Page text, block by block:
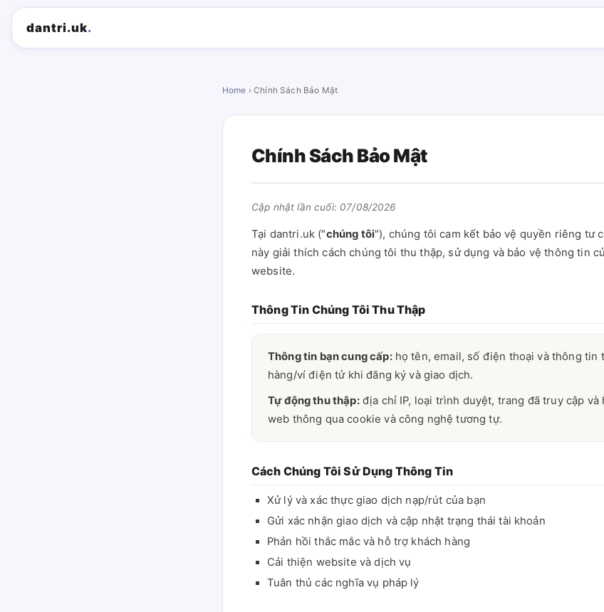
dantri.uk.
Home › Chính Sách Bảo Mật
Chính Sách Bảo Mật
Cập nhật lần cuối: 07/08/2026
Tại dantri.uk ("chúng tôi"), chúng tôi cam kết bảo vệ quyền riêng tư
này giải thích cách chúng tôi thu thập, sử dụng và bảo vệ thông tin
website.
Thông Tin Chúng Tôi Thu Thập
Thông tin bạn cung cấp:họ tên, email, số điện thoại và thông tin
hàng/ví điện tử khi đăng ký và giao dịch.
Tự động thu thập:địa chỉ IP, loại trình duyệt, trang đã truy cập và
web thông qua cookie và công nghệ tương tự.
Cách Chúng Tôi Sử Dụng Thông Tin
Xử lý và xác thực giao dịch nạp/rút của bạn
Gửi xác nhận giao dịch và cập nhật trạng thái tài khoản
Phản hồi thắc mắc và hỗ trợ khách hàng
Cải thiện website và dịch vụ
Tuân thủ các nghĩa vụ pháp lý